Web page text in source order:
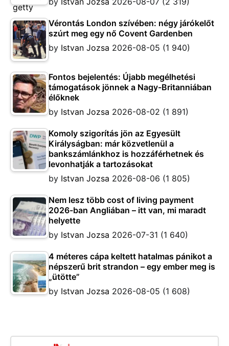
Vérontás London szívében: négy járókelőt
szúrt meg egy nő Covent Gardenben
by Istvan Jozsa 2026-08-05 (1 940)
Fontos bejelentés: Újabb megélhetési
támogatások jönnek a Nagy-Britanniában
élőknek
by Istvan Jozsa 2026-08-02 (1 891)
Komoly szigorítás jön az Egyesült
Királyságban: már közvetlenül a
bankszámlánkhoz is hozzáférhetnek és
levonhatják a tartozásokat
by Istvan Jozsa 2026-08-06 (1 805)
Nem lesz több cost of living payment
2026-ban Angliában – itt van, mi maradt
helyette
by Istvan Jozsa 2026-07-31 (1 640)
4 méteres cápa keltett hatalmas pánikot a
népszerű brit strandon – egy ember meg is
„ütötte”
by Istvan Jozsa 2026-08-05 (1 608)